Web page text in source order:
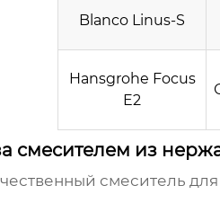
Blanco Linus-S
Hansgrohe Focus
E2
смесителем из
смеситель